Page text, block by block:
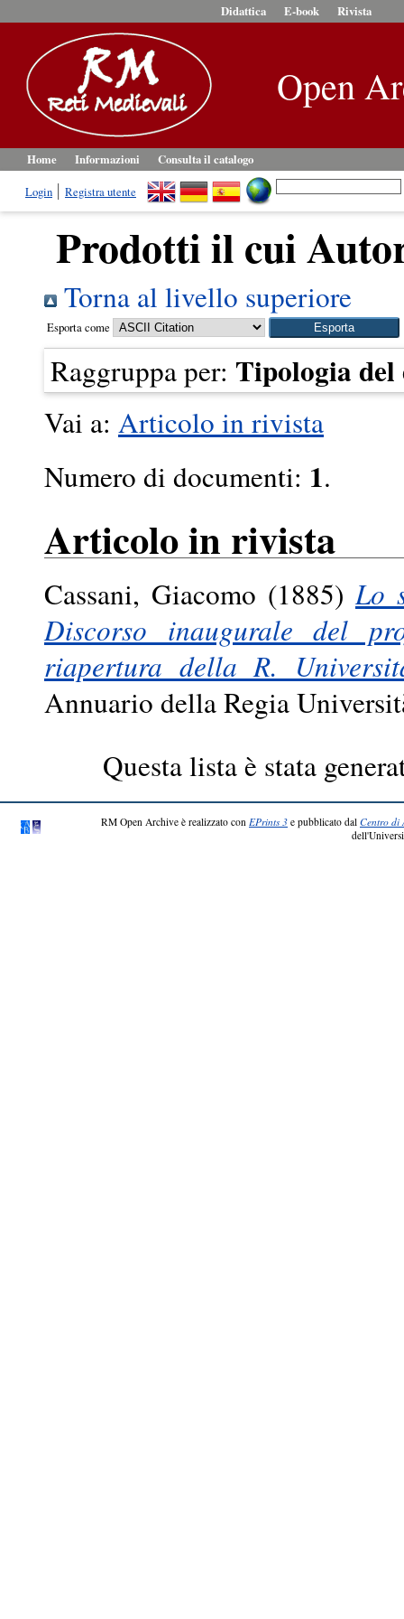
Didattica E-book Rivista
Open
Home Informazioni
Consulta il catalogo
Login
Registra utente
Prodotti il cui
Torna al livello superiore
Esporta come
Raggruppa per: Tipologia del
Vai a: Articolo in rivista
Numero di documenti: 1.
Articolo in rivista
Cassani, Giacomo (1885)Lo
Discorso inaugurale del
riapertura della R.
Annuario della Regia
Questa lista è stata
RM Open Archive è realizzato con EPrints 3 e pubblicato dal Centro di